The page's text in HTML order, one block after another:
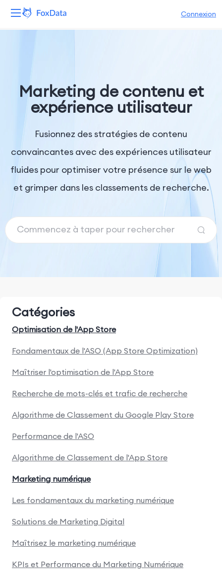
Connexion
Solutions
Ressources
Entreprise
Marketing de contenu et
expérience utilisateur
Fusionnez des stratégies de contenu
convaincantes avec des expériences utilisateur
fluides pour optimiser votre présence sur le web
et grimper dans les classements de recherche.
Catégories
Optimisation de l'App Store
Fondamentaux de l'ASO (App Store Optimization)
Maîtriser l'optimisation de l'App Store
Recherche de mots-clés et trafic de recherche
Algorithme de Classement du Google Play Store
Performance de l'ASO
Algorithme de Classement de l'App Store
Marketing numérique
Les fondamentaux du marketing numérique
Solutions de Marketing Digital
Maîtrisez le marketing numérique
KPIs et Performance du Marketing Numérique